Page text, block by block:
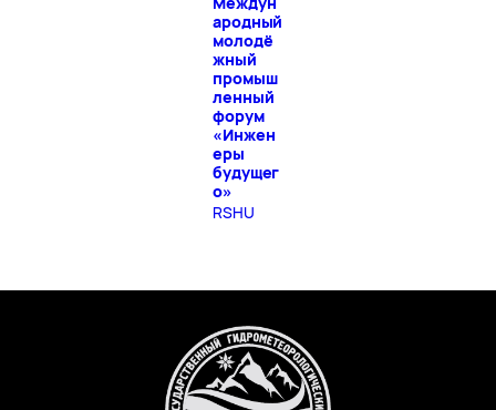
ародный
молодё
жный
промыш
ленный
форум
«Инжен
еры
будущег
о»
RSHU